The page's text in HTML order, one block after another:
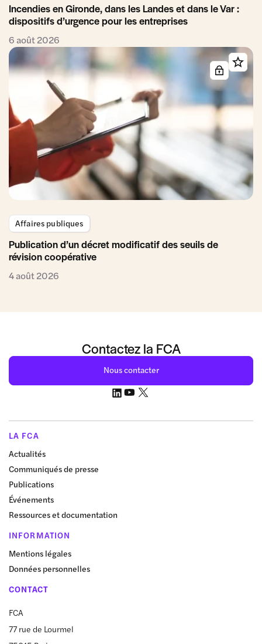
Incendies en Gironde, dans les Landes et dans le Var :
dispositifs d’urgence pour les entreprises
6 août 2026
Affaires publiques
Publication d’un décret modificatif des seuils de
révision coopérative
4 août 2026
Contactez la FCA
Nous contacter
LA FCA
Actualités
Communiqués de presse
Publications
Événements
Ressources et documentation
INFORMATION
Mentions légales
Données personnelles
CONTACT
FCA
77 rue de Lourmel